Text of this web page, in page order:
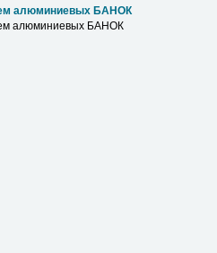
алюминиевых БАНОК
алюминиевых БАНОК